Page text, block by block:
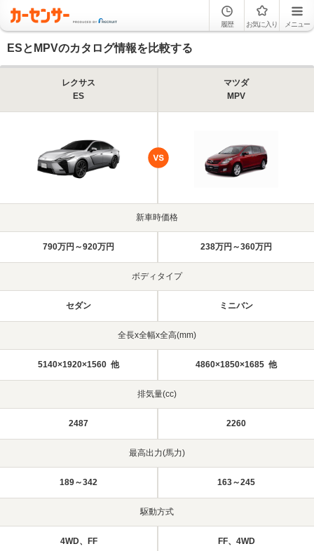
履歴 お気に入り メニュー
ESとMPVのカタログ情報を比較する
レクサス
ES
マツダ
MPV
新車時価格
790万円～920万円 238万円～360万円
ボディタイプ
セダン ミニバン
全長x全幅x全高(mm)
5140×1920×1560 他 4860×1850×1685 他
排気量(cc)
2487 2260
最高出力(馬力)
189～342 163～245
駆動方式
4WD、FF FF、4WD